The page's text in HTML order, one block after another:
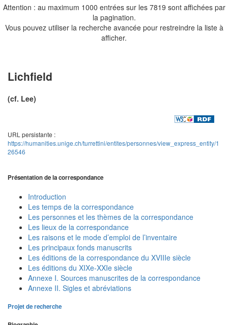
Attention : au maximum 1000 entrées sur les 7819 sont affichées par
la pagination.
Vous pouvez utiliser la recherche avancée pour restreindre la liste à
afficher.
Lichfield
(cf. Lee)
URL persistante :
https://humanities.unige.ch/turrettini/entites/personnes/view_express_entity/1
26546
Présentation de la correspondance
Introduction
Les temps de la correspondance
Les personnes et les thèmes de la correspondance
Les lieux de la correspondance
Les raisons et le mode d’emploi de l’inventaire
Les principaux fonds manuscrits
Les éditions de la correspondance du XVIIIe siècle
Les éditions du XIXe-XXIe siècle
Annexe I. Sources manuscrites de la correspondance
Annexe II. Sigles et abréviations
Projet de recherche